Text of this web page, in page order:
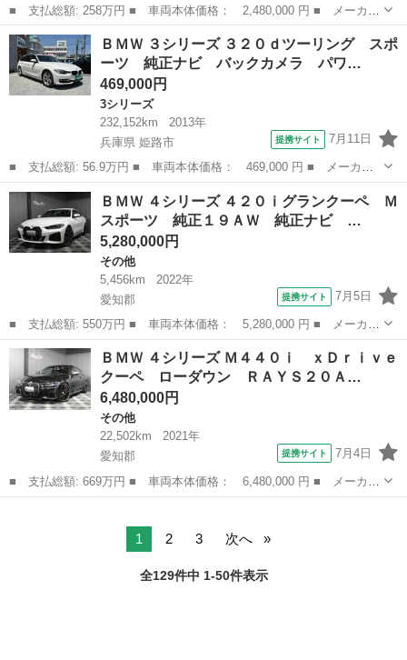
■ 支払総額: 258万円 ■ 車両本体価格： 2,480,000 円 ■ メーカー
名： ＢＭＷ ■ 車種名： ７シリーズ ■ グレード名： ７５０Ｌ
ｉ 走行２万キロ代 ロングボディー ベージュコンフォートシー
ト 全席シー...
滋賀 大津市
ＢＭＷ ３シリーズ ３２０ｄツーリング スポ
ーツ 純正ナビ バックカメラ パワ…
469,000円
3シリーズ
232,152km
2013年
兵庫県 姫路市
提携サイト 7月11日
■ 支払総額: 56.9万円 ■ 車両本体価格： 469,000 円 ■ メーカー
名： ＢＭＷ ■ 車種名： ３シリーズ ■ グレード名： ３２０ｄ
ツーリング スポーツ 純正ナビ バックカメラ パワーシート Ｅ
ＴＣ ＨＩＤ...
兵庫 姫路市
ＢＭＷ ４シリーズ ４２０ｉグランクーペ Ｍ
スポーツ 純正１９ＡＷ 純正ナビ …
5,280,000円
その他
5,456km
2022年
愛知郡
提携サイト 7月5日
■ 支払総額: 550万円 ■ 車両本体価格： 5,280,000 円 ■ メーカー
名： ＢＭＷ ■ 車種名： ４シリーズ ■ グレード名： ４２０ｉ
グランクーペ Ｍスポーツ 純正１９ＡＷ 純正ナビ バックカメ
ラ アクティ...
滋賀 愛知郡
ＢＭＷ ４シリーズ Ｍ４４０ｉ ｘＤｒｉｖｅ
クーペ ローダウン ＲＡＹＳ２０Ａ…
6,480,000円
その他
22,502km
2021年
愛知郡
提携サイト 7月4日
■ 支払総額: 669万円 ■ 車両本体価格： 6,480,000 円 ■ メーカー
名： ＢＭＷ ■ 車種名： ４シリーズ ■ グレード名： Ｍ４４０
1 2 3 次へ
全129件中 1-50件表示